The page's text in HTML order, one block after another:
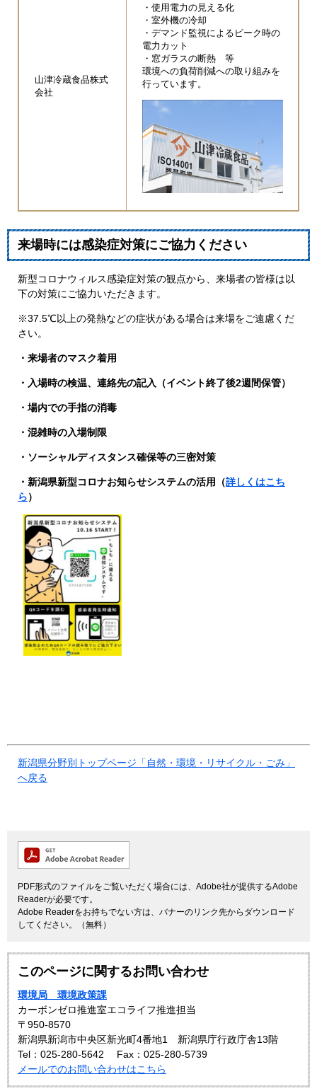
山津冷蔵食品株式
会社
・使用電力の見える化
・室外機の冷却
・デマンド監視によるピーク時の
電力カット
・窓ガラスの断熱 等
環境への負荷削減への取り組みを
行っています。
来場時には感染症対策にご協力ください
新型コロナウィルス感染症対策の観点から、来場者の皆様は以
下の対策にご協力いただきます。
※37.5℃以上の発熱などの症状がある場合は来場をご遠慮くだ
さい。
・来場者のマスク着用
​・入場時の検温、連絡先の記入（イベント終了後2週間保管）
・場内での手指の消毒
・混雑時の入場制限
・ソーシャルディスタンス確保等の三密対策
・新潟県新型コロナお知らせシステムの活用（詳しくはこち
ら）
新潟県分野別トップページ「自然・環境・リサイクル・ごみ」
へ戻る
PDF形式のファイルをご覧いただく場合には、Adobe社が提供するAdobe
Readerが必要です。
Adobe Readerをお持ちでない方は、バナーのリンク先からダウンロード
してください。（無料）
このページに関するお問い合わせ
環境局 環境政策課
カーボンゼロ推進室エコライフ推進担当
〒950-8570
新潟県新潟市中央区新光町4番地1 新潟県庁行政庁舎13階
Tel：025-280-5642
Fax：025-280-5739
メールでのお問い合わせはこちら